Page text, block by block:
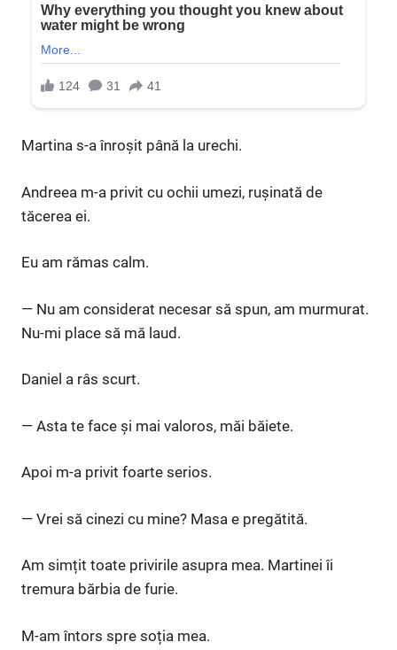
Martina s-a înroșit până la urechi.
Andreea m-a privit cu ochii umezi, rușinată de
tăcerea ei.
Eu am rămas calm.
— Nu am considerat necesar să spun, am murmurat.
Nu-mi place să mă laud.
Daniel a râs scurt.
— Asta te face și mai valoros, măi băiete.
Apoi m-a privit foarte serios.
— Vrei să cinezi cu mine? Masa e pregătită.
Am simțit toate privirile asupra mea. Martinei îi
tremura bărbia de furie.
M-am întors spre soția mea.